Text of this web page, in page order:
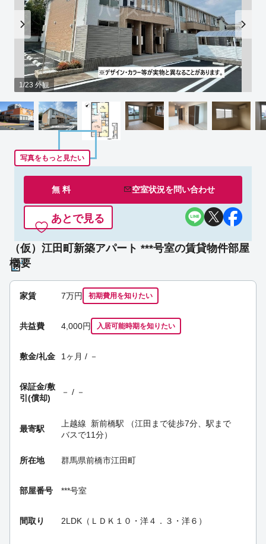
1/23 外観
写真をもっと見たい
無 料 空室状況を問い合わせ
あとで見る
（仮）江田町新築アパート ***号室の賃貸物件部屋
概要
家賃 7万円 初期費用を知りたい
共益費 4,000円 入居可能時期を知りたい
敷金/礼金 1ヶ月 / －
保証金/敷
引(償却)
－ / －
最寄駅
上越線 新前橋駅 （江田まで徒歩7分、駅まで
バスで11分）
所在地 群馬県前橋市江田町
部屋番号 ***号室
間取り 2LDK（ＬＤＫ１０・洋４．３・洋６）